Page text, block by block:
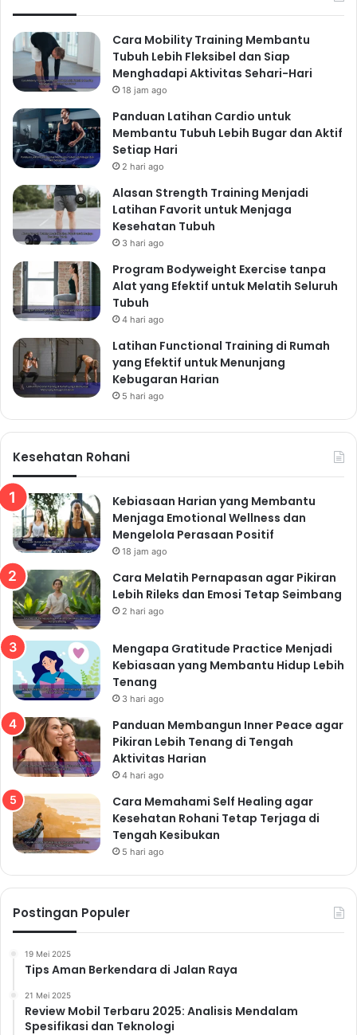
Cara Mobility Training Membantu
Tubuh Lebih Fleksibel dan Siap
Menghadapi Aktivitas Sehari-Hari
18 jam ago
Panduan Latihan Cardio untuk
Membantu Tubuh Lebih Bugar dan Aktif
Setiap Hari
2 hari ago
Alasan Strength Training Menjadi
Latihan Favorit untuk Menjaga
Kesehatan Tubuh
3 hari ago
Program Bodyweight Exercise tanpa
Alat yang Efektif untuk Melatih Seluruh
Tubuh
4 hari ago
Latihan Functional Training di Rumah
yang Efektif untuk Menunjang
Kebugaran Harian
5 hari ago
Kesehatan Rohani
Kebiasaan Harian yang Membantu
Menjaga Emotional Wellness dan
Mengelola Perasaan Positif
18 jam ago
Cara Melatih Pernapasan agar Pikiran
Lebih Rileks dan Emosi Tetap Seimbang
2 hari ago
Mengapa Gratitude Practice Menjadi
Kebiasaan yang Membantu Hidup Lebih
Tenang
3 hari ago
Panduan Membangun Inner Peace agar
Pikiran Lebih Tenang di Tengah
Aktivitas Harian
4 hari ago
Cara Memahami Self Healing agar
Kesehatan Rohani Tetap Terjaga di
Tengah Kesibukan
5 hari ago
Postingan Populer
19 Mei 2025
Tips Aman Berkendara di Jalan Raya
21 Mei 2025
Review Mobil Terbaru 2025: Analisis Mendalam
Spesifikasi dan Teknologi